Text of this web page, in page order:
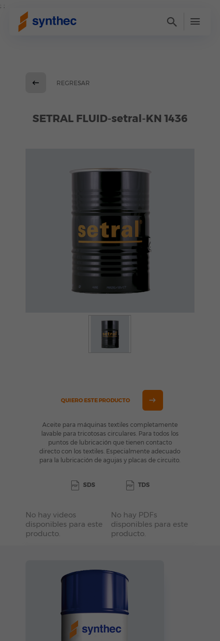
; ;
REGRESAR
SETRAL FLUID-setral-KN 1436
QUIERO ESTE PRODUCTO
Aceite para máquinas textiles completamente
lavable para tricotosas circulares. Para todos los
puntos de lubricación que tienen contacto
directo con los textiles. Especialmente adecuado
para la lubricación de agujas y placas de circuito.
SDS TDS
No hay videos
disponibles para este
producto.
No hay PDFs
disponibles para este
producto.